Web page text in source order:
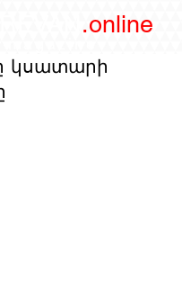
.online
կսատարի